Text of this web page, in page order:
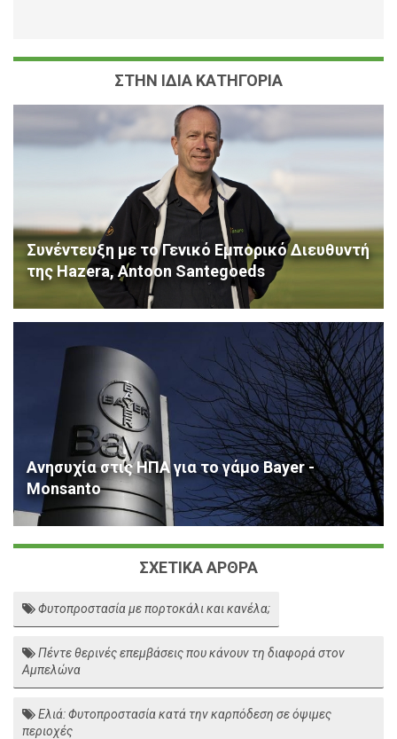
ΣΤΗΝ ΙΔΙΑ ΚΑΤΗΓΟΡΙΑ
Συνέντευξη με το Γενικό Εμπορικό Διευθυντή
της Hazera, Antoon Santegoeds
Ανησυχία στις ΗΠΑ για το γάμο Bayer -
Monsanto
ΣΧΕΤΙΚΑ ΑΡΘΡΑ
Φυτοπροστασία με πορτοκάλι και κανέλα;
Πέντε θερινές επεμβάσεις που κάνουν τη διαφορά στον
Αμπελώνα
Ελιά: Φυτοπροστασία κατά την καρπόδεση σε όψιμες
περιοχές